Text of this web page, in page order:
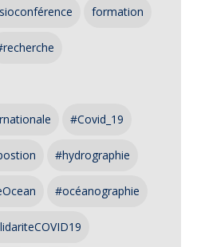
formation
#Covid_19
#hydrographie
#océanographie